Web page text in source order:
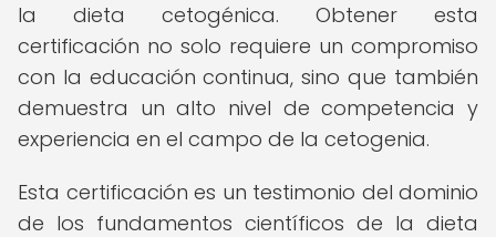
la dieta cetogénica. Obtener esta
certificación no solo requiere un compromiso
con la educación continua, sino que también
demuestra un alto nivel de competencia y
experiencia en el campo de la cetogenia.
Esta certificación es un testimonio del dominio
de los fundamentos científicos de la dieta